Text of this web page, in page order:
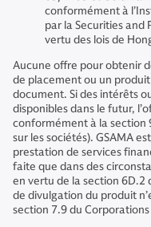
conformément à
par la Securities and
vertu des lois de
Aucune offre pour obtenir
de placement ou un
document. Si des intérêts
disponibles dans le futur,
conformément à la section
sur les sociétés). GSAMA
prestation de services
faite que dans des
en vertu de la section 6D.2
de divulgation du produit
section 7.9 du Corporations